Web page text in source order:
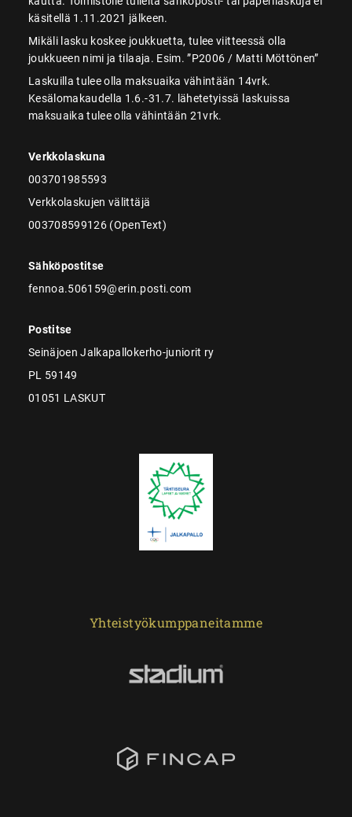
käsitellä 1.11.2021 jälkeen.
Mikäli lasku koskee joukkuetta, tulee viitteessä olla
joukkueen nimi ja tilaaja. Esim. ”P2006 / Matti Möttönen”
Laskuilla tulee olla maksuaika vähintään 14vrk.
Kesälomakaudella 1.6.-31.7. lähetetyissä laskuissa
maksuaika tulee olla vähintään 21vrk.
Verkkolaskuna
003701985593
Verkkolaskujen välittäjä
003708599126 (OpenText)
Sähköpostitse
fennoa.506159@erin.posti.com
Postitse
Seinäjoen Jalkapallokerho-juniorit ry
PL 59149
01051 LASKUT
Yhteistyökumppaneitamme